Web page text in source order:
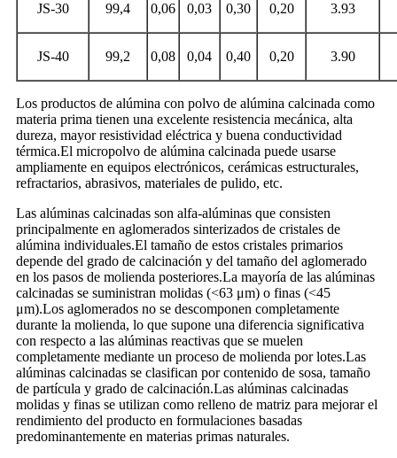
JS-30 99,4 0,06 0,03 0,30 0,20 3.93
JS-40 99,2 0,08 0,04 0,40 0,20 3.90
Los productos de alúmina con polvo de alúmina calcinada como
materia prima tienen una excelente resistencia mecánica, alta
dureza, mayor resistividad eléctrica y buena conductividad
térmica.El micropolvo de alúmina calcinada puede usarse
ampliamente en equipos electrónicos, cerámicas estructurales,
refractarios, abrasivos, materiales de pulido, etc.
Las alúminas calcinadas son alfa-alúminas que consisten
principalmente en aglomerados sinterizados de cristales de
alúmina individuales.El tamaño de estos cristales primarios
depende del grado de calcinación y del tamaño del aglomerado
en los pasos de molienda posteriores.La mayoría de las alúminas
calcinadas se suministran molidas (<63 μm) o finas (<45
μm).Los aglomerados no se descomponen completamente
durante la molienda, lo que supone una diferencia significativa
con respecto a las alúminas reactivas que se muelen
completamente mediante un proceso de molienda por lotes.Las
alúminas calcinadas se clasifican por contenido de sosa, tamaño
de partícula y grado de calcinación.Las alúminas calcinadas
molidas y finas se utilizan como relleno de matriz para mejorar el
rendimiento del producto en formulaciones basadas
predominantemente en materias primas naturales.